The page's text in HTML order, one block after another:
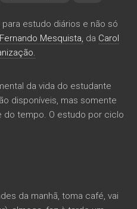
estudo diários e não só
Fernando Mesquista, da Carol
da vida do estudante
disponíveis, mas somente
do tempo. O estudo por ciclo
da manhã, toma café, vai